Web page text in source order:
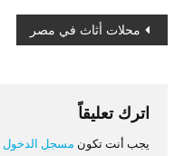
تصفّح
محلات أثاث في مصر
اترك تعليقاً
يجب أنت تكون مسجل الدخول